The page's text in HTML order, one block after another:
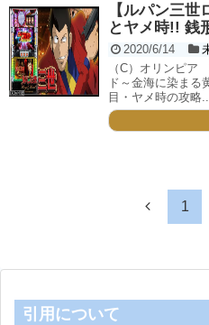
【ルパン三
とヤメ時!! 銭
2020/6/14
（C）オリンピ
ド～金海に染まる
目・ヤメ時の攻略...
1
引用について